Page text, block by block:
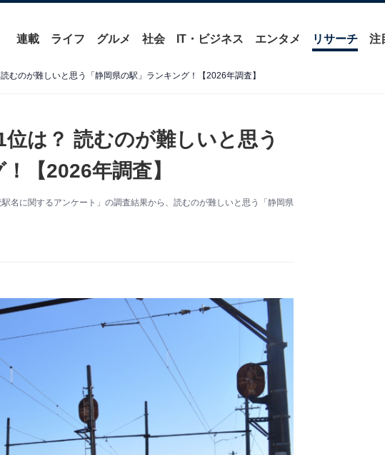
連載 ライフ グルメ 社会 IT・ビジネス エンタメ リサーチ 注
むのが難しいと思う「静岡県の駅」ランキング！【2026年調査】
は？ 読むのが難しいと思う
【2026年調査】
名に関するアンケート」の調査結果から、読むのが難しいと思う「静岡県